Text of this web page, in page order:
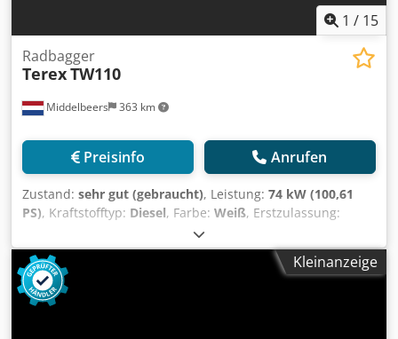
1 / 15
Middelbeers 363 km
Radbagger
TerexTW110
Preisinfo Anrufen
Zustand: sehr gut (gebraucht), Leistung: 74 kW (100,61
PS), Kraftstofftyp: Diesel, Farbe: Weiß, Erstzulassung:
, Betriebsstunden:
Allgemeine Informationen Modelljahr: 2008
Seriennummer: TW01100392 Technische Informationen
Zylinderzahl: 4 Antrieb: Rad Leergewicht: 10.500 kg
Funktionell CE-Kennzeichnung: ja Zustand Technischer
Kleinanzeige